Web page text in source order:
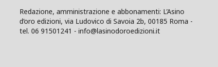
Redazione, amministrazione e abbonamenti: L’Asino
d’oro edizioni, via Ludovico di Savoia 2b, 00185 Roma -
tel. 06 91501241 - info@lasinodoroedizioni.it